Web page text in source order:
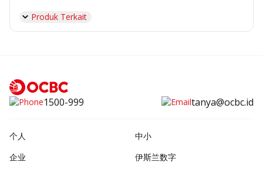
Produk Terkait
1500-999 tanya@ocbc.id
个人
中小
企业
伊斯兰数字